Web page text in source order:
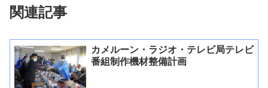
関連記事
カメルーン・ラジオ・テレビ局テレビ
番組制作機材整備計画